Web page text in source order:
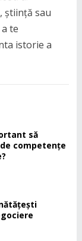
știință sau
te
istorie a
să
competențe